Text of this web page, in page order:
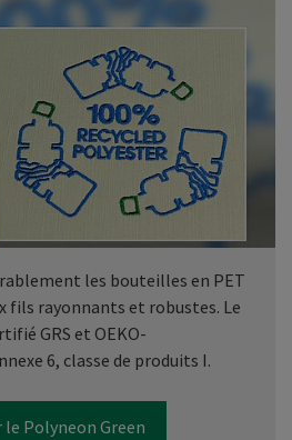
les bouteilles en PET
fils rayonnants et robustes. Le
GRS et OEKO-
6, classe de produits I.
le Polyneon Green